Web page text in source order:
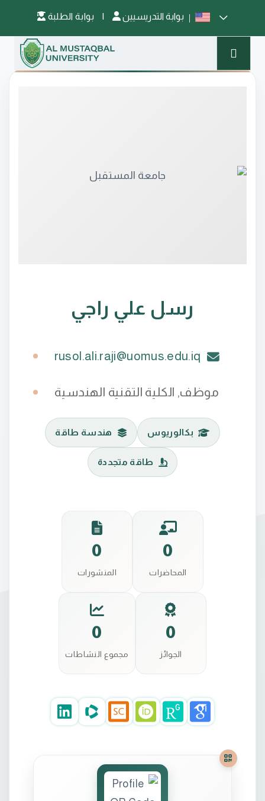
| بوابة التدريسيين
رسل علي راجي
rusol.ali.raji@uomus.edu.iq
موظف, الكلية التقنية الهندسية
بكالوريوس هندسة طاقة
طاقة متجددة
0
المحاضرات
0
المنشورات
0
الجوائز
0
مجموع النشاطات